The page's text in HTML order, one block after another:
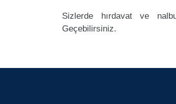
Sizlerde hırdavat ve
Geçebilirsiniz.